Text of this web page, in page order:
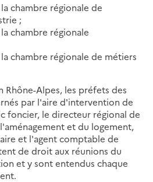
chambre régionale de
;
chambre régionale
chambre régionale de métiers
Rhône-Alpes, les préfets des
par l'aire d'intervention de
foncier, le directeur régional de
et du logement,
et l'agent comptable de
de droit aux réunions du
et y sont entendus chaque